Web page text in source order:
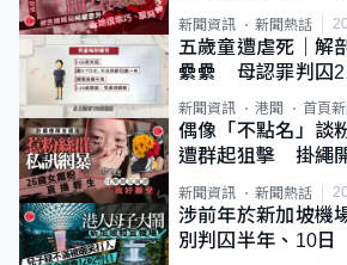
新聞資訊 新聞熱話
五歲童遭虐死｜解
纍纍 母認罪判囚
類案最惡劣
新聞資訊 港聞 首頁新
偶像「不點名」
遭群起狙擊 掛繩
新聞資訊 新聞熱話
涉前年於新加坡
別判囚半年、10日